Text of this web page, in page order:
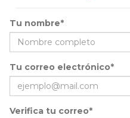
Tu nombre*
Tu correo electrónico*
Verifica tu correo*